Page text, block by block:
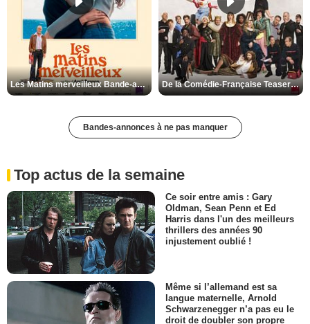
Les Matins merveilleux Bande-annonce VF De la Comédie-Française Teaser VF
Bandes-annonces à ne pas manquer
Top actus de la semaine
Ce soir entre amis : Gary
Oldman, Sean Penn et Ed
Harris dans l'un des meilleurs
thrillers des années 90
injustement oublié !
Même si l’allemand est sa
langue maternelle, Arnold
Schwarzenegger n’a pas eu le
droit de doubler son propre